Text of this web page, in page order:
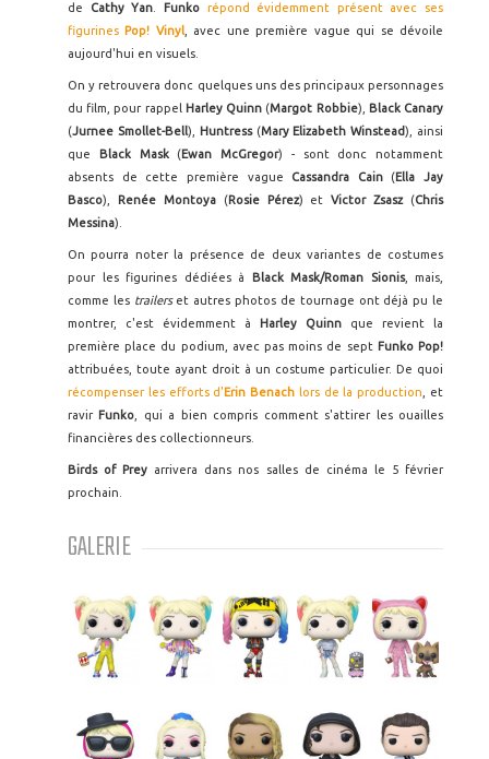
de
Cathy Yan Funko répond évidemment présent avec ses
figurinesPop! Vinyl, avec une première vague qui se dévoile
aujourd'hui en visuels.
On y retrouvera donc quelques uns des principaux personnages
du film, pour rappel Harley Quinn (Margot Robbie), Black Canary
(Jurnee Smollet-Bell), Huntress (Mary Elizabeth Winstead), ainsi
que
Black Mask (Ewan McGregor) - sont donc notamment
absents de cette première vague Cassandra Cain (Ella Jay
Basco), Renée Montoya (Rosie Pérez) etVictor Zsasz (Chris
Messina).
On pourra noter la présence de deux variantes de costumes
pour les figurines dédiées à
Black Mask/Roman Sionis, mais,
comme les trailerset autres photos de tournage ont déjà pu le
montrer, c'est évidemment à Harley Quinn que revient la
première place du podium, avec pas moins de sept Funko Pop!
attribuées, toute ayant droit à un costume particulier. De quoi
récompenser les efforts d'Erin Benach lors de la production
, et
ravir Funko , qui a bien compris comment s'attirer les ouailles
financières des collectionneurs.
Birds of Prey arrivera dans nos salles de cinéma le 5 février
prochain.
GALERIE